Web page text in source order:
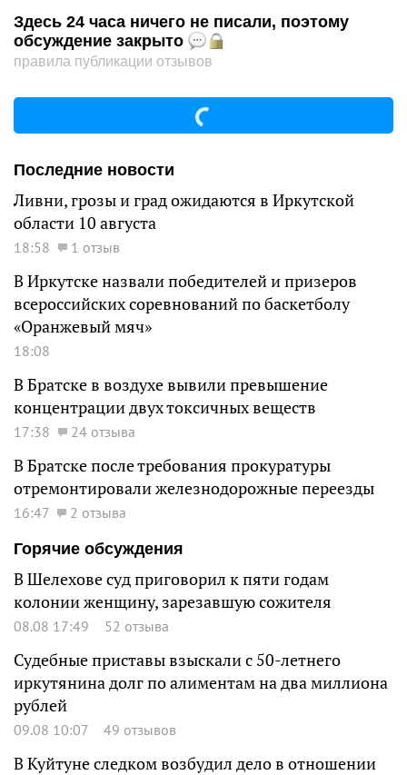
Здесь 24 часа ничего не писали, поэтому
обсуждение закрыто
правила публикации отзывов
Последние новости
Ливни, грозы и град ожидаются в Иркутской
области 10 августа
18:58 1 отзыв
В Иркутске назвали победителей и призеров
всероссийских соревнований по баскетболу
«Оранжевый мяч»
18:08
В Братске в воздухе вывили превышение
концентрации двух токсичных веществ
17:38 24 отзыва
В Братске после требования прокуратуры
отремонтировали железнодорожные переезды
16:47
2 отзыва
Горячие обсуждения
В Шелехове суд приговорил к пяти годам
колонии женщину, зарезавшую сожителя
08.08 17:49 52 отзыва
Судебные приставы взыскали с 50-летнего
иркутянина долг по алиментам на два миллиона
рублей
09.08 10:07 49 отзывов
В Куйтуне следком возбудил дело в отношении